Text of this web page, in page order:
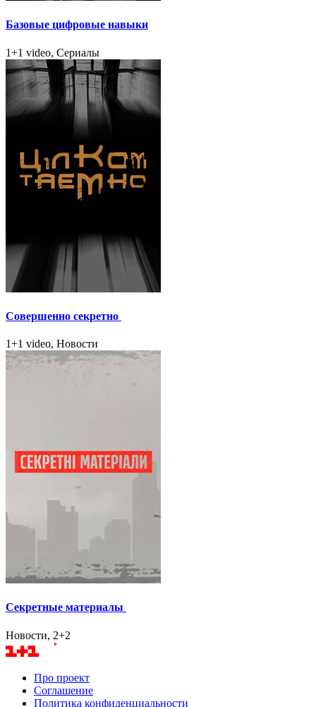
Базовые цифровые навыки
1+1 video, Сериалы
Совершенно секретно
1+1 video, Новости
Секретные материалы
Новости, 2+2
Про проект
Соглашение
Политика конфиденциальности